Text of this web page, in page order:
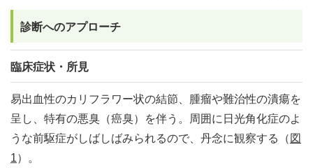
診断へのアプローチ
臨床症状・所見
易出血性のカリフラワー状の結節、腫瘤や難治性の潰瘍を
呈し、特有の悪臭（癌臭）を伴う。周囲に日光角化症のよ
うな前駆症がしばしばみられるので、丹念に観察する（ 図
1）。